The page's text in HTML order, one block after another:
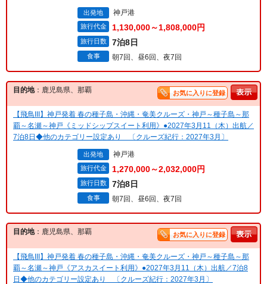
出発地 神戸港
旅行代金 1,130,000～1,808,000円
旅行日数 7泊8日
食事 朝7回、昼6回、夜7回
目的地：鹿児島県、那覇 お気に入りに登録
【飛鳥III】神戸発着 春の種子島・沖縄・奄美クルーズ・神戸～種子島～那
覇～名瀬～神戸《ミッドシップスイート利用》●2027年3月11（木）出航／
7泊8日◆他のカテゴリー設定あり 〔クルーズ紀行：2027年3月〕
出発地 神戸港
旅行代金 1,270,000～2,032,000円
旅行日数 7泊8日
食事 朝7回、昼6回、夜7回
目的地：鹿児島県、那覇 お気に入りに登録
【飛鳥III】神戸発着 春の種子島・沖縄・奄美クルーズ・神戸～種子島～那
覇～名瀬～神戸《アスカスイート利用》●2027年3月11（木）出航／7泊8
日◆他のカテゴリー設定あり 〔クルーズ紀行：2027年3月〕